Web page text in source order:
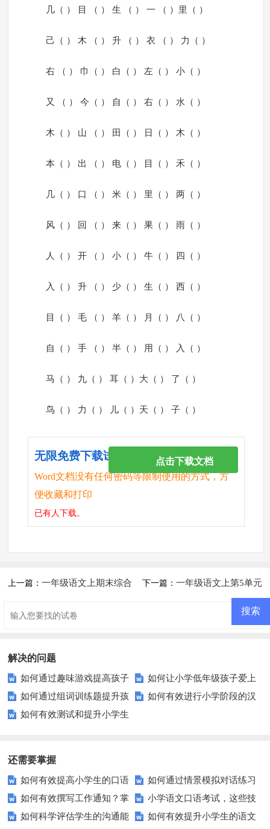
几（ ） 目 （ ） 生 （ ） 一 （ ）里（ ）
己（ ） 木 （ ） 升 （ ） 衣 （ ） 力（ ）
右 （ ） 巾（ ） 白（ ） 左（ ） 小（ ）
又 （ ） 今（ ） 自（ ） 右（ ） 水（ ）
木（ ） 山 （ ） 田（ ） 日（ ） 木（ ）
本（ ） 出 （ ） 电（ ） 目（ ） 禾（ ）
几（ ） 口 （ ） 米（ ） 里（ ） 两（ ）
风（ ） 回 （ ） 来（ ） 果（ ） 雨（ ）
人（ ） 开 （ ） 小（ ） 牛（ ） 四（ ）
入（ ） 升 （ ） 少（ ） 生（ ） 西（ ）
目（ ） 毛 （ ） 羊（ ） 月（ ） 八（ ）
自（ ） 手 （ ） 半（ ） 用（ ） 入（ ）
马（ ） 九（ ） 耳（ ）大（ ） 了（ ）
鸟（ ） 力（ ） 儿（ ）天（ ） 子（ ）
无限免费下载试卷
Word文档没有任何密码等限制使用的方式，方
便收藏和打印
已有人下载。
点击下载文档
上一篇：一年级语文上期末综合 下一篇： 一年级语文上第5单元
解决的问题
如何通过趣味游戏提高孩子
的汉字辨认能力？
如何让小学低年级孩子爱上
汉字学习？试试这些方法吧！
如何通过组词训练题提升孩
子的词汇量？
如何有效进行小学阶段的汉
如何有效测试和提升小学生
还需要掌握
如何有效提高小学生的口语
交际测试成绩？
如何通过情景模拟对话练习
提高你的沟通能力？
如何有效撰写工作通知？掌
握这些技巧让你的通知更专业！
小学语文口语考试，这些技
巧让孩子自信应考？
如何科学评估学生的沟通能
如何有效提升小学生的语文